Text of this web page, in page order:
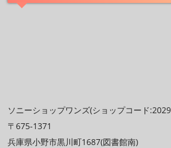
ソニーショップワンズ(ショップコード
〒675-1371
兵庫県小野市黒川町1687(図書館南)